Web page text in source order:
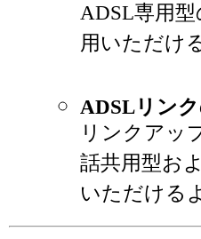
ADSL専用
用いただけ
ADSLリン
リンクアッ
話共用型お
いただける